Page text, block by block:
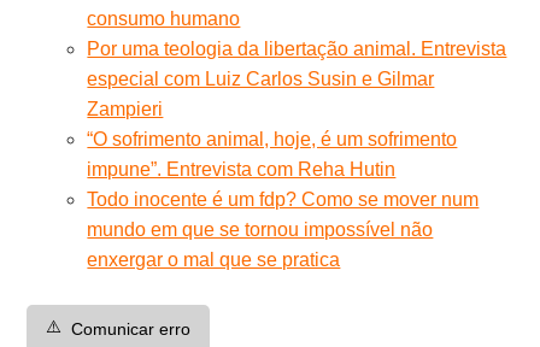
consumo humano
Por uma teologia da libertação animal. Entrevista
especial com Luiz Carlos Susin e Gilmar
Zampieri
“O sofrimento animal, hoje, é um sofrimento
impune”. Entrevista com Reha Hutin
Todo inocente é um fdp? Como se mover num
mundo em que se tornou impossível não
enxergar o mal que se pratica
⚠️ Comunicar erro